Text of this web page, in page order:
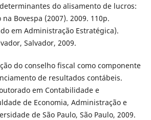
determinantes do alisamento de lucros:
Bovespa (2007). 2009. 110p.
em Administração Estratégica).
Salvador, 2009.
do conselho fiscal como componente
de resultados contábeis.
em Contabilidade e
de Economia, Administração e
de São Paulo, São Paulo, 2009.